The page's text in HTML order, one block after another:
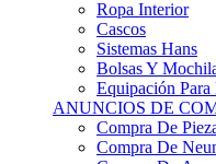
Sistemas Hans
Bolsas Y Mochilas
Equipación Para
ANUNCIOS DE
Compra De
Compra De
Compra De
Compra De